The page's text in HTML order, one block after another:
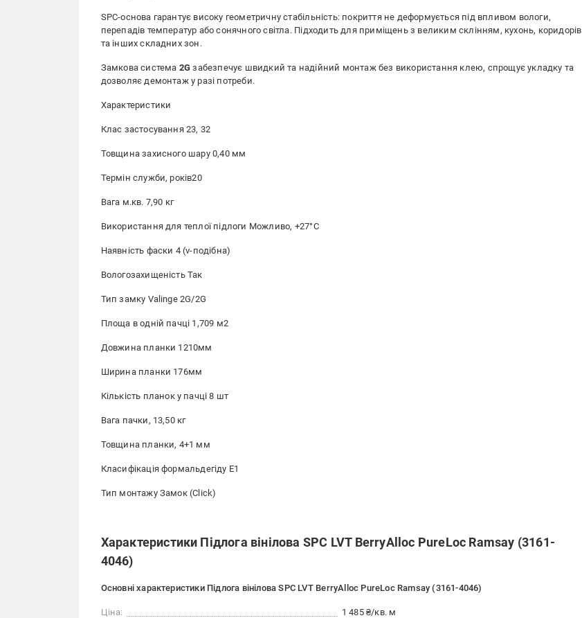
SPC-основа гарантує високу геометричну стабільність: покриття не деформується під впливом вологи,
перепадів температур або сонячного світла. Підходить для приміщень з великим склінням, кухонь, коридорів
та інших складних зон.
Замкова система 2G забезпечує швидкий та надійний монтаж без використання клею, спрощує укладку та
дозволяє демонтаж у разі потреби.
Характеристики
Клас застосування 23, 32
Товщина захисного шару 0,40 мм
Термін служби, років20
Вага м.кв. 7,90 кг
Використання для теплої підлоги Можливо, +27°С
Наявність фаски 4 (v-подібна)
Вологозахищеність Так
Тип замку Valinge 2G/2G
Площа в одній пачці 1,709 м2
Довжина планки 1210мм
Ширина планки 176мм
Кількість планок у пачці 8 шт
Вага пачки, 13,50 кг
Товщина планки, 4+1 мм
Класифікація формальдегіду E1
Тип монтажу Замок (Click)
Характеристики Підлога вінілова SPC LVT BerryAlloc PureLoc Ramsay (3161-
4046)
Основні характеристики Підлога вінілова SPC LVT BerryAlloc PureLoc Ramsay (3161-4046)
Ціна:
1 485 ₴/кв. м